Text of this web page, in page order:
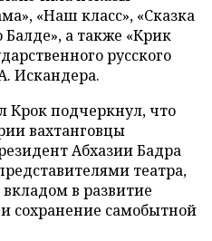
«Наш класс», «Сказка
Балде», а также «Крик
русского
Искандера.
Крок подчеркнул, что
вахтанговцы
Абхазии Бадра
театра,
в развитие
и сохранение самобытной